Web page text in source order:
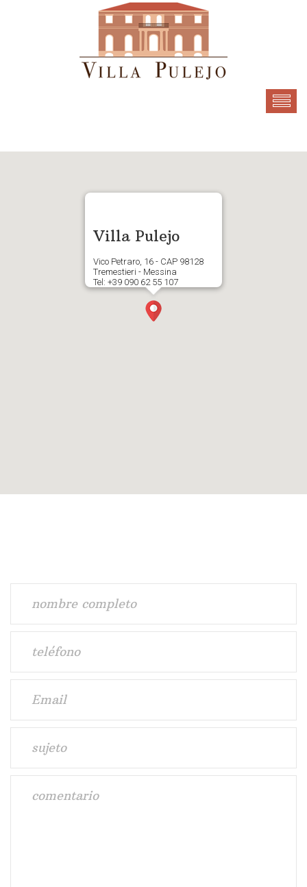
Villa Pulejo
Vico Petraro, 16 - CAP 98128
Tremestieri - Messina
Tel: +39 090 62 55 107